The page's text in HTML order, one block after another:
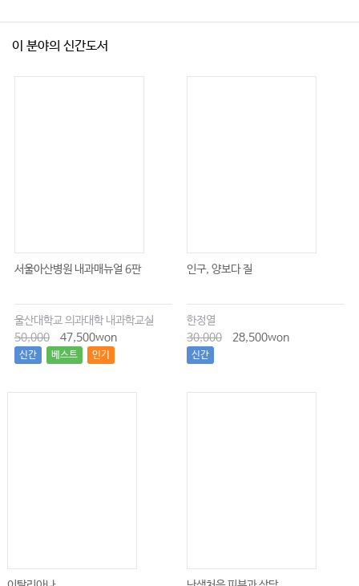
이 분야의 신간도서
서울아산병원 내과매뉴얼 6판
울산대학교 의과대학 내과학교실
50,000
47,500won
신간 베스트 인기
인구, 양보다 질
한정열
30,000
28,500won
신간